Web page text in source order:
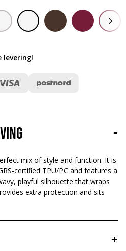
levering!
-
mix of style and function. It is
certified TPU/PC and features a
playful silhouette that wraps
extra protection and sits
+